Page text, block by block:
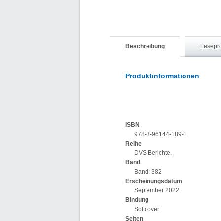
Beschreibung
Produktinformationen
ISBN
978-3-96144-189-1
Reihe
DVS Berichte,
Band
Band: 382
Erscheinungsdatum
September 2022
Bindung
Softcover
Seiten